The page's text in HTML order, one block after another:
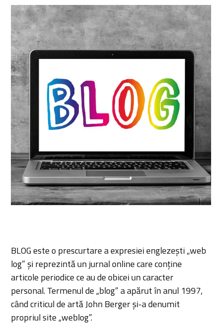
BLOG este o prescurtare a expresiei englezești „web
log” și reprezintă un jurnal online care conține
articole periodice ce au de obicei un caracter
personal. Termenul de „blog” a apărut în anul 1997,
când criticul de artă John Berger și-a denumit
propriul site „weblog”.